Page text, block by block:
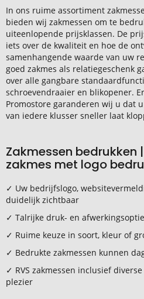
In ons ruime assortiment
bieden wij zakmessen om te
uiteenlopende prijsklassen. De
iets over de kwaliteit en hoe de
samenhangende waarde van uw
goed zakmes als relatiegeschenk
over alle gangbare
schroevendraaier en blikopener.
Promostore garanderen wij u dat
van iedere klusser sneller laat
Zakmessen bedrukken
zakmes met logo
✓ Uw bedrijfslogo,
duidelijk zichtbaar
✓ Talrijke druk- en
✓ Ruime keuze in soort, kleur of
✓ Bedrukte zakmessen kunnen
✓ RVS zakmessen inclusief
plezier